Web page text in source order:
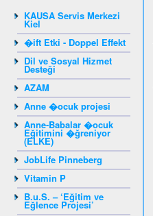
KAUSA Servis Merkezi
Kiel
�ift Etki - Doppel Effekt
Dil ve Sosyal Hizmet
Desteği
AZAM
Anne �ocuk projesi
Anne-Babalar �ocuk
Eğitimini �ğreniyor
(ELKE)
JobLife Pinneberg
Vitamin P
B.u.S. – ‘Eğitim ve
Eğlence Projesi’